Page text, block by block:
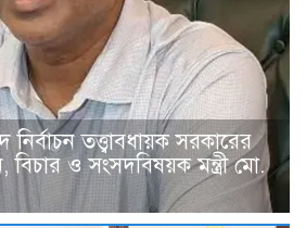
তত্ত্বাবধায়ক সরকারের
ও সংসদবিষয়ক মন্ত্রী মো.